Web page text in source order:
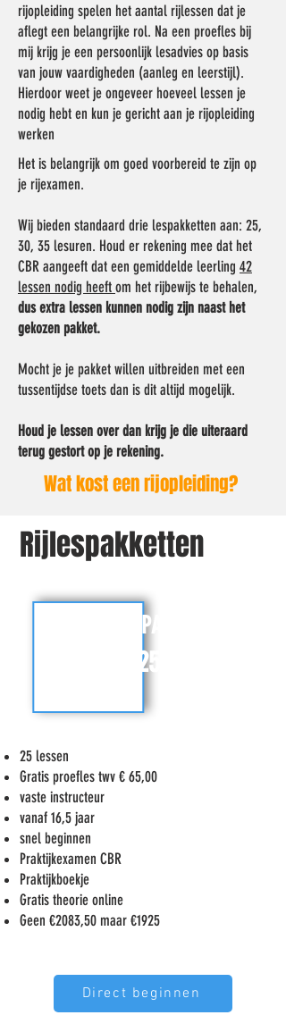
rijopleiding spelen het aantal rijlessen dat je
aflegt een belangrijke rol. Na een proefles bij
mij krijg je een persoonlijk lesadvies op basis
van jouw vaardigheden (aanleg en leerstijl).
Hierdoor weet je ongeveer hoeveel lessen je
nodig hebt en kun je gericht aan je rijopleiding
werken
Het is belangrijk om goed voorbereid te zijn op
je rijexamen.
Wij bieden standaard drie lespakketten aan: 25,
30, 35 lesuren. Houd er rekening mee dat het
CBR aangeeft dat een gemiddelde leerling 42
lessen nodig heeft om het rijbewijs te behalen,
dus extra lessen kunnen nodig zijn naast het
gekozen pakket.
Mocht je je pakket willen uitbreiden met een
tussentijdse toets dan is dit altijd mogelijk.
Houd je lessen over dan krijg je die uiteraard
terug gestort op je rekening.
Wat kost een rijopleiding?
Rijlespakketten
START PAKKET
25 lessen
Gratis proefles twv € 65,00
vaste instructeur
vanaf 16,5 jaar
snel beginnen
Praktijkexamen CBR
Praktijkboekje
Gratis theorie online
Geen €2083,50 maar €1925
Direct beginnen
€ 1925,00